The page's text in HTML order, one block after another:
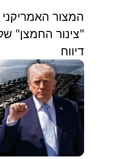
המצור
"צינור החמצן"
דיווח